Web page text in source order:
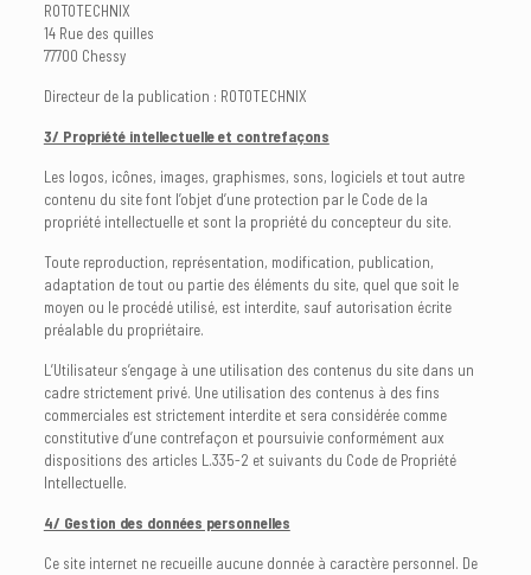
ROTOTECHNIX
14 Rue des quilles
77700 Chessy
Directeur de la publication : ROTOTECHNIX
3/ Propriété intellectuelle et contrefaçons
Les logos, icônes, images, graphismes, sons, logiciels et tout autre
contenu du site font l’objet d’une protection par le Code de la
propriété intellectuelle et sont la propriété du concepteur du site.
Toute reproduction, représentation, modification, publication,
adaptation de tout ou partie des éléments du site, quel que soit le
moyen ou le procédé utilisé, est interdite, sauf autorisation écrite
préalable du propriétaire.
L’Utilisateur s’engage à une utilisation des contenus du site dans un
cadre strictement privé. Une utilisation des contenus à des fins
commerciales est strictement interdite et sera considérée comme
constitutive d’une contrefaçon et poursuivie conformément aux
dispositions des articles L.335-2 et suivants du Code de Propriété
Intellectuelle.
4/ Gestion des données personnelles
Ce site internet ne recueille aucune donnée à caractère personnel. De